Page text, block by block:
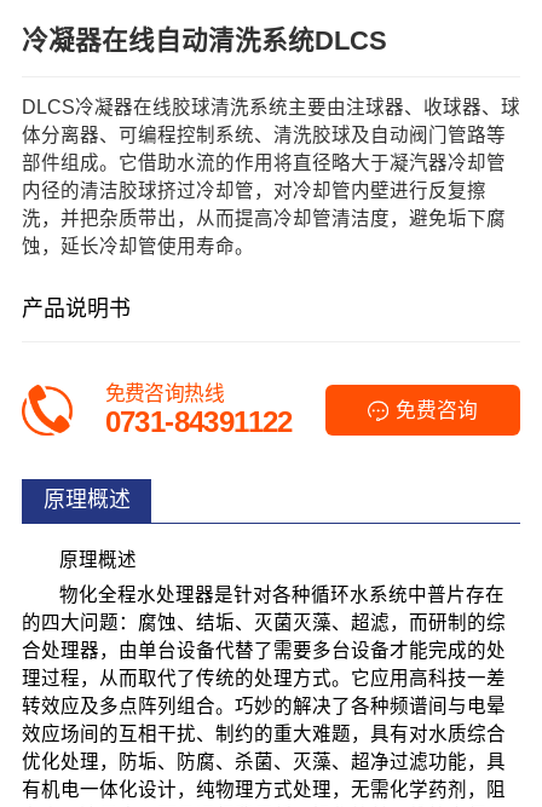
冷凝器在线自动清洗系统DLCS
DLCS冷凝器在线胶球清洗系统主要由注球器、收球器、球
体分离器、可编程控制系统、清洗胶球及自动阀门管路等
部件组成。它借助水流的作用将直径略大于凝汽器冷却管
内径的清洁胶球挤过冷却管，对冷却管内壁进行反复擦
洗，并把杂质带出，从而提高冷却管清洁度，避免垢下腐
蚀，延长冷却管使用寿命。
产品说明书
免费咨询热线
0731-84391122 免费咨询
原理概述
原理概述
物化全程水处理器是针对各种循环水系统中普片存在
的四大问题：腐蚀、结垢、灭菌灭藻、超滤，而研制的综
合处理器，由单台设备代替了需要多台设备才能完成的处
理过程，从而取代了传统的处理方式。它应用高科技一差
转效应及多点阵列组合。巧妙的解决了各种频谱间与电晕
效应场间的互相干扰、制约的重大难题，具有对水质综合
优化处理，防垢、防腐、杀菌、灭藻、超净过滤功能，具
有机电一体化设计，纯物理方式处理，无需化学药剂，阻